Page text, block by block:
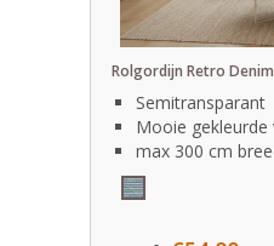
Rolgordijn Retro
Semitransparant
Mooie gekleurde
max 300 cm